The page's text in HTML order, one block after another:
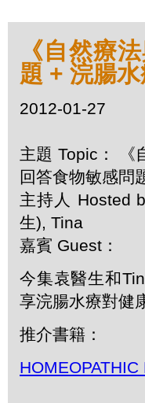
《自然療
題 + 浣腸
2012-01-27
主題 Topic： 《
回答食物敏感問
主持人 Hosted
生), Tina
嘉賓 Guest：
今集袁醫生和
享浣腸水療對健
推介書籍：